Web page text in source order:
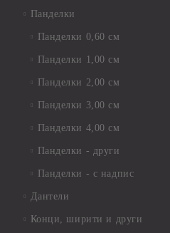
Панделки
Панделки 0,60 см
Панделки 1,00 см
Панделки 2,00 см
Панделки 3,00 см
Панделки 4,00 см
Панделки - други
Панделки - с надпис
Дантели
Конци, ширити и други